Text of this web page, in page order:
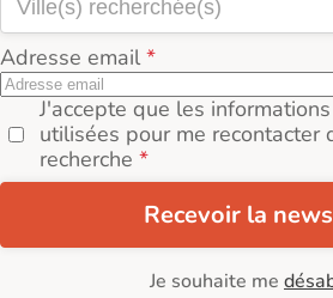
Adresse email
J'accepte que les
utilisées pour me recontacter
recherche
Recevoir la
Je souhaite me